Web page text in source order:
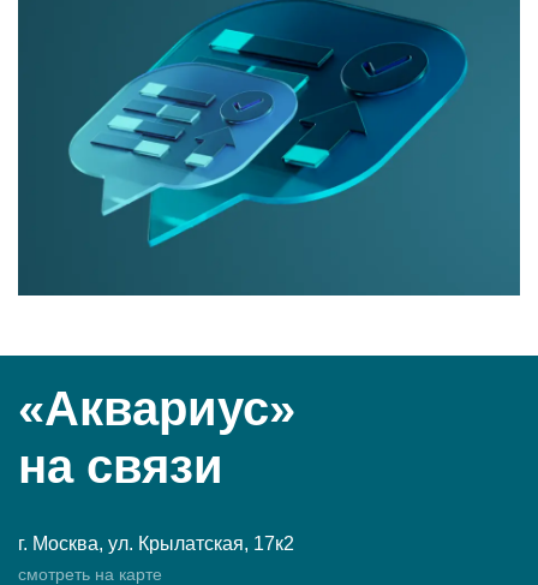
«Аквариус»
на связи
г. Москва, ул. Крылатская, 17к2
смотреть на карте